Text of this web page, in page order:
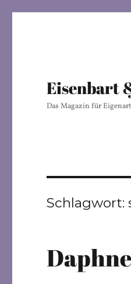
Eisenbart
Das Magazin für Eigenart
Schlagwort: